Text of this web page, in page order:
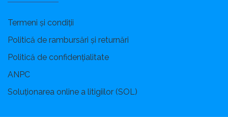
Termeni și condiții
Politică de rambursări și returnări
Politică de confidențialitate
ANPC
Soluționarea online a litigiilor (SOL)